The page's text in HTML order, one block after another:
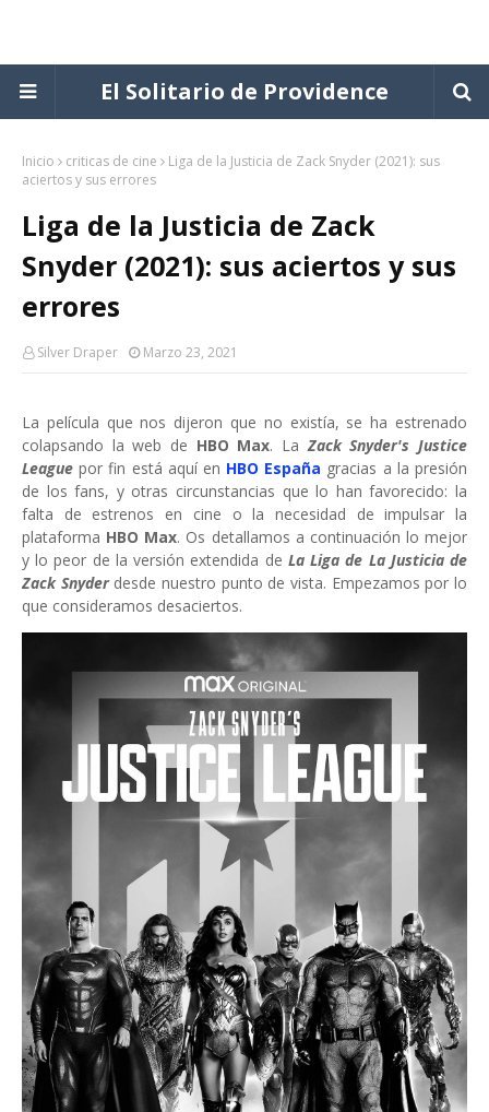
El Solitario de Providence
Inicio criticas de cine
Liga de la Justicia de Zack Snyder (2021): sus
aciertos y sus errores
Liga de la Justicia de Zack
Snyder (2021): sus aciertos y sus
errores
Silver Draper Marzo 23, 2021
La película que nos dijeron que no existía, se ha estrenado
colapsando la web de HBO Max. LaZack Snyder's Justice
League por fin está aquí en HBO España gracias a la presión
de los fans, y otras circunstancias que lo han favorecido: la
falta de estrenos en cine o la necesidad de impulsar la
plataforma HBO Max. Os detallamos a continuación lo mejor
y lo peor de la versión extendida de La Liga de La Justicia de
Zack Snyder desde nuestro punto de vista. Empezamos por lo
que consideramos desaciertos.